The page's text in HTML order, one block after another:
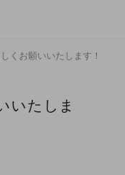
くお願いいたします！
いたしま